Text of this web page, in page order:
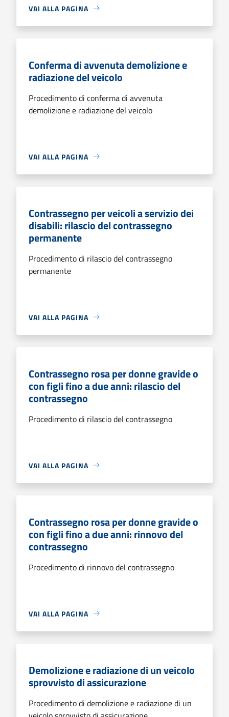
VAI ALLA PAGINA
Conferma di avvenuta demolizione e
radiazione del veicolo
Procedimento di conferma di avvenuta
demolizione e radiazione del veicolo
VAI ALLA PAGINA
Contrassegno per veicoli a servizio dei
disabili: rilascio del contrassegno
permanente
Procedimento di rilascio del contrassegno
permanente
VAI ALLA PAGINA
Contrassegno rosa per donne gravide o
con figli fino a due anni: rilascio del
contrassegno
Procedimento di rilascio del contrassegno
VAI ALLA PAGINA
Contrassegno rosa per donne gravide o
con figli fino a due anni: rinnovo del
contrassegno
Procedimento di rinnovo del contrassegno
VAI ALLA PAGINA
Demolizione e radiazione di un veicolo
sprovvisto di assicurazione
Procedimento di demolizione e radiazione di un